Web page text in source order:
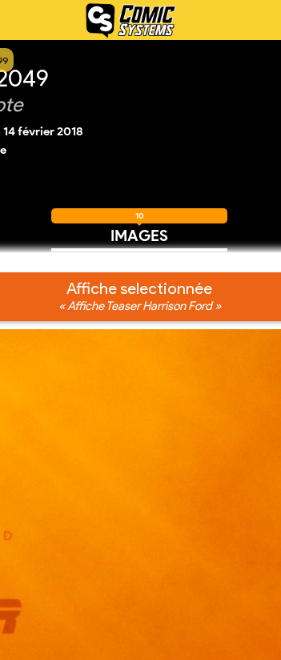
14 février 2018
IMAGES
10
Affiche selectionnée
« Affiche Teaser Harrison Ford »